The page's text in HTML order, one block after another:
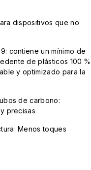
dispositivos que no
contiene un mínimo de
de plásticos 100 %
y optimizado para la
de carbono:
precisas
Menos toques